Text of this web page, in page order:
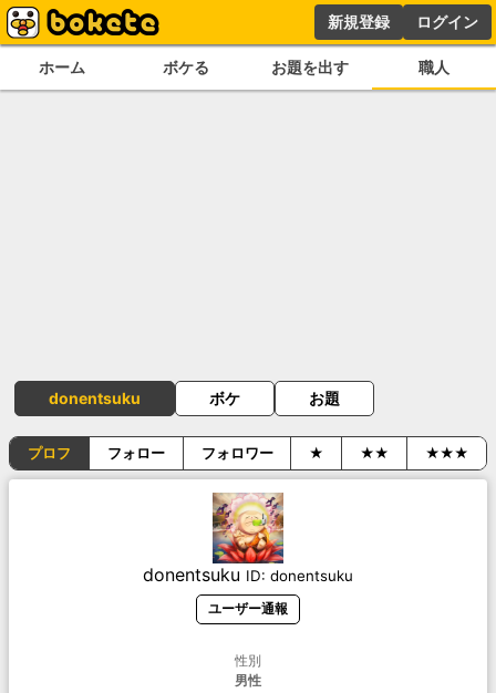
新規登録 ログイン
ホーム ボケる お題を出す 職人
donentsuku ボケ お題
プロフ フォロー フォロワー ★ ★★ ★★★
donentsuku ID: donentsuku
ユーザー通報
性別
男性